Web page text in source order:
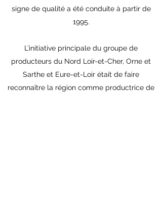
signe de qualité a été conduite à partir de
1995.
L’initiative principale du groupe de
producteurs du Nord Loir-et-Cher, Orne et
Sarthe et Eure-et-Loir était de faire
reconnaître la région comme productrice de